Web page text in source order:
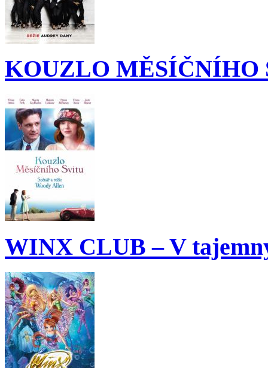
KOUZLO MĚSÍČNÍHO
WINX CLUB – V